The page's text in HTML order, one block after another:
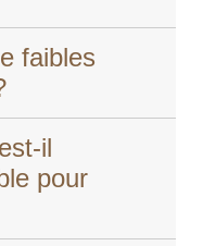
faibles
il
pour